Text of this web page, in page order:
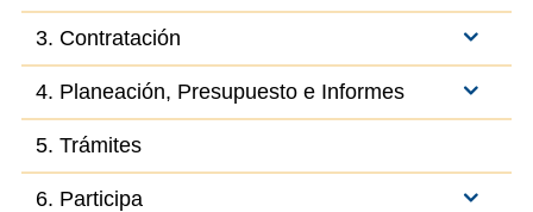
3. Contratación
4. Planeación, Presupuesto e Informes
5. Trámites
6. Participa